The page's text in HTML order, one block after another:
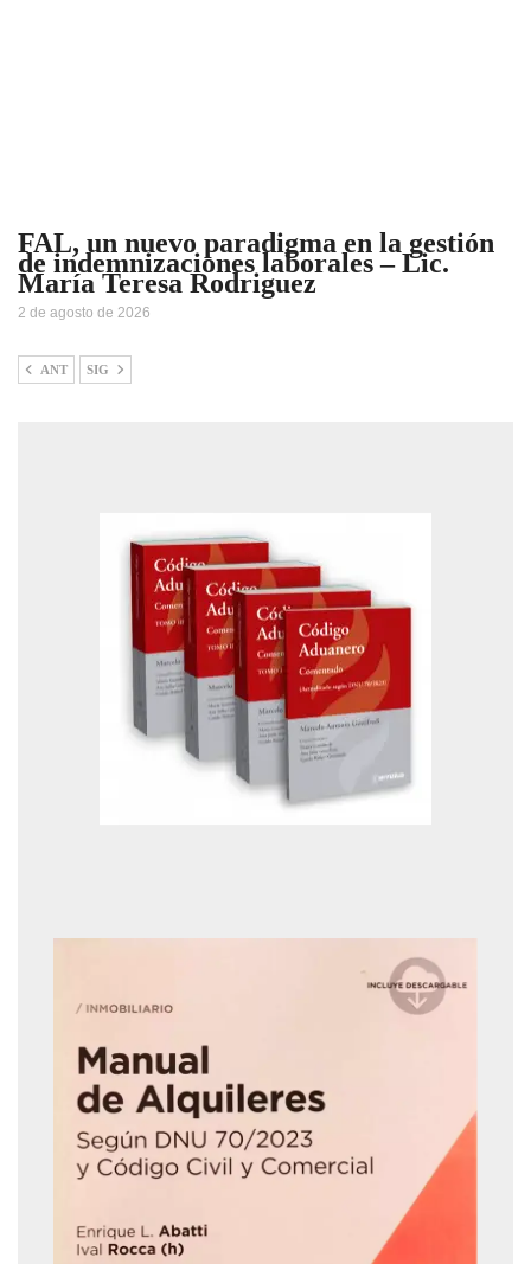
FAL, un nuevo paradigma en la gestión
de indemnizaciones laborales – Lic.
María Teresa Rodriguez
2 de agosto de 2026
ANT SIG